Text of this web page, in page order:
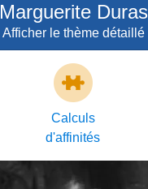
Marguerite Duras
Afficher le thème détaillé
Calculs
d'affinités